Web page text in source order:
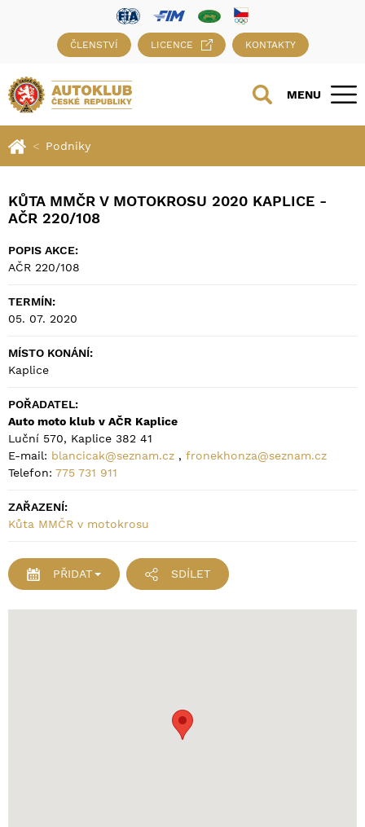
ČLENSTVÍ LICENCE KONTAKTY
MENU
Podniky
KŮTA MMČR V MOTOKROSU 2020 KAPLICE -
AČR 220/108
POPIS AKCE:
AČR 220/108
TERMÍN:
05. 07. 2020
MÍSTO KONÁNÍ:
Kaplice
POŘADATEL:
Auto moto klub v AČR Kaplice
Luční 570, Kaplice 382 41
E-mail: blancicak@seznam.cz , fronekhonza@seznam.cz
Telefon: 775 731 911
ZAŘAZENÍ:
Kůta MMČR v motokrosu
PŘIDAT SDÍLET